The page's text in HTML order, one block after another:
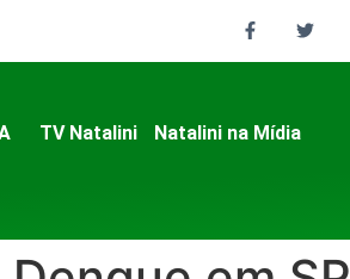
TV Natalini
Natalini na Mídia